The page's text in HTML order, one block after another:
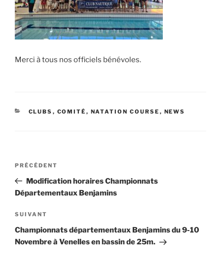
Merci à tous nos officiels bénévoles.
CATÉGORIES
CLUBS , COMITÉ , NATATION COURSE , NEWS
Navigation
l’article
Article
précédent
PRÉCÉDENT
Modification horaires Championnats
Départementaux Benjamins
Article
suivant
SUIVANT
Championnats départementaux Benjamins du 9-10
Novembre à Venelles en bassin de 25m.